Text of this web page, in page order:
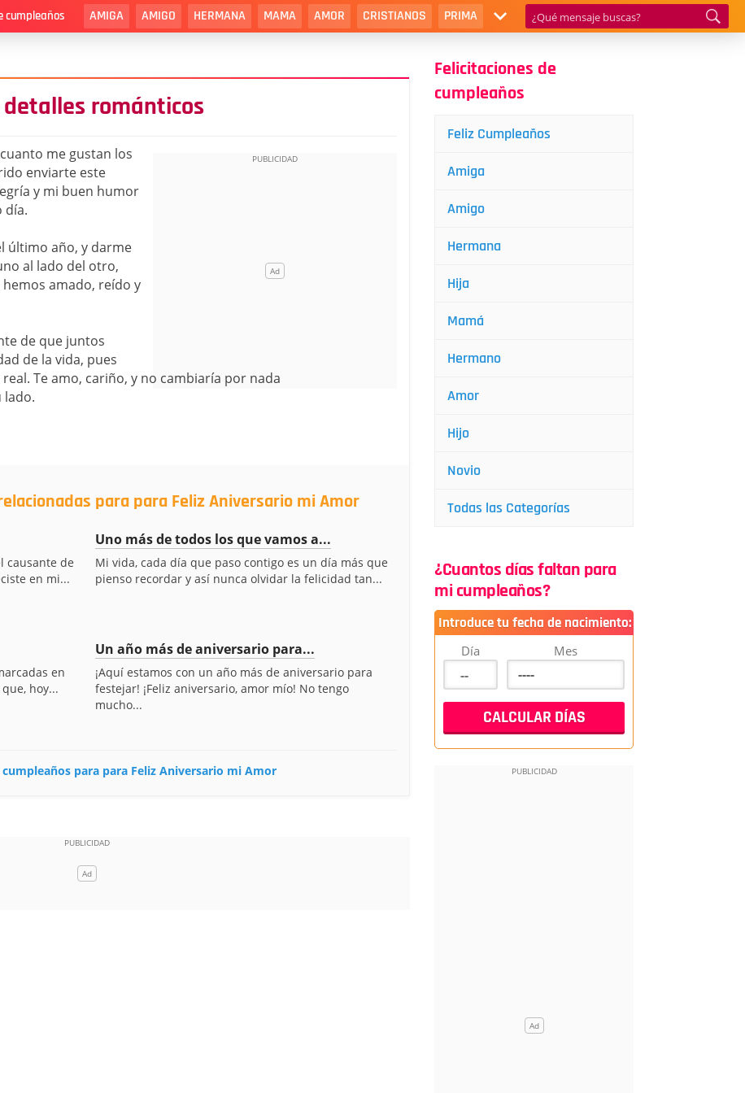
cumpleaños AMIGA AMIGO HERMANA MAMA AMOR CRISTIANOS PRIMA
románticos
me gustan los
enviarte este
y mi buen humor
día.
último año, y darme
al lado del otro,
amado, reído y
de que juntos
de la vida, pues
Te amo, cariño, y no cambiaría por nada
lado.
para para Feliz Aniversario mi Amor
causante de
en mi...
Uno más de todos los que vamos a...
Mi vida, cada día que paso contigo es un día más que
pienso recordar y así nunca olvidar la felicidad tan...
en
hoy...
Un año más de aniversario para...
¡Aquí estamos con un año más de aniversario para
festejar! ¡Feliz aniversario, amor mío! No tengo
mucho...
para para Feliz Aniversario mi Amor
Felicitaciones de
cumpleaños
Feliz Cumpleaños
Amiga
Amigo
Hermana
Hija
Mamá
Hermano
Amor
Hijo
Novio
Todas las Categorías
¿Cuantos días faltan para
mi cumpleaños?
Introduce tu fecha de nacimiento:
Día Mes